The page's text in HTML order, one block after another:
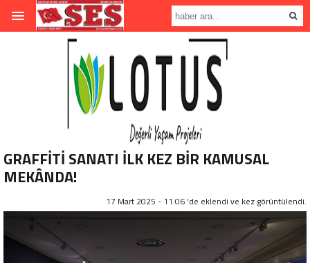
GRAFFİTİ SANATI İLK KEZ BİR KAMUSAL
MEKÂNDA!
17 Mart 2025 - 11:06 'de eklendi ve kez görüntülendi.